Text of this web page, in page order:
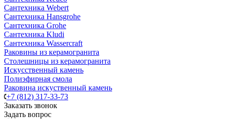
Сантехника Webert
Сантехника Hansgrohe
Сантехника Grohe
Сантехника Kludi
Сантехника Wassercraft
Раковины из керамогранита
Столешницы из керамогранита
Искусственный камень
Полиэфирная смола
Раковина искуственный камень
+7 (812) 317-33-73
Заказать звонок
Задать вопрос